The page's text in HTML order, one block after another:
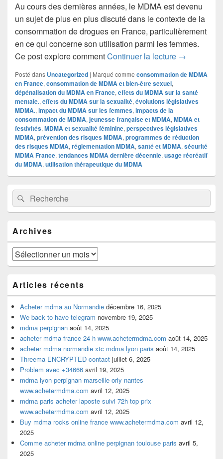
Au cours des dernières années, le MDMA est devenu
un sujet de plus en plus discuté dans le contexte de la
consommation de drogues en France, particulièrement
en ce qui concerne son utilisation parmi les femmes.
Ce post explore commentContinuer la lecture →
Posté dans Uncategorized | Marqué comme consommation de MDMA
en France, consommation de MDMA et bien-être sexuel,
dépénalisation du MDMA en France, effets du MDMA sur la santé
mentale., effets du MDMA sur la sexualité, évolutions législatives
MDMA., impact du MDMA sur les femmes, impacts de la
consommation de MDMA, jeunesse française et MDMA, MDMA et
festivités, MDMA et sexualité féminine, perspectives législatives
MDMA, prévention des risques MDMA, programmes de réduction
des risques MDMA, réglementation MDMA, santé et MDMA, sécurité
MDMA France, tendances MDMA dernière décennie, usage récréatif
du MDMA, utilisation thérapeutique du MDMA
Zone
principale
de
widget
barre
latérale
Recherche :Rechercher
Archives
Archives
Articles récents
Acheter mdma au Normandie décembre 16, 2025
We back to have telegram novembre 19, 2025
mdma perpignan août 14, 2025
acheter mdma france 24 h www.achetermdma.com août 14, 2025
acheter mdma normandie xtc mdma lyon paris août 14, 2025
Threema ENCRYPTED contact juillet 6, 2025
Problem avec +34666 avril 19, 2025
mdma lyon perpignan marseille orly nantes
www.achetermdma.com avril 12, 2025
mdma paris acheter laposte suivi 72h top prix
www.achetermdma.com avril 12, 2025
Buy mdma rocks online france www.achetermdma.com avril 12,
2025
Comme acheter mdma online perpignan toulouse paris avril 5,
2025